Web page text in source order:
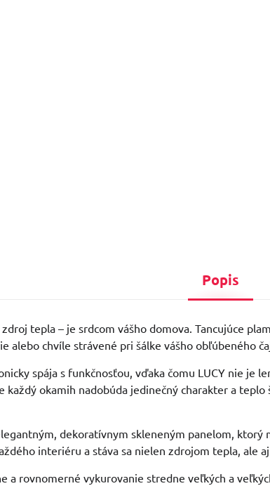
Popis
zdroj tepla – je srdcom vášho domova. Tancujúce
alebo chvíle strávené pri šálke vášho obľúbeného
spája s funkčnosťou, vďaka čomu LUCY nie je
každý okamih nadobúda jedinečný charakter a
dekoratívnym skleneným panelom,
interiéru a stáva sa nielen zdrojom tepla, ale
a rovnomerné vykurovanie stredne veľkých a